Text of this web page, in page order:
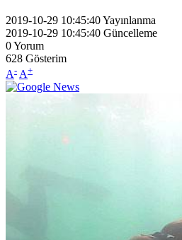
2019-10-29 10:45:40Yayınlanma
2019-10-29 10:45:40 Güncelleme
0Yorum
628 Gösterim
A- A+